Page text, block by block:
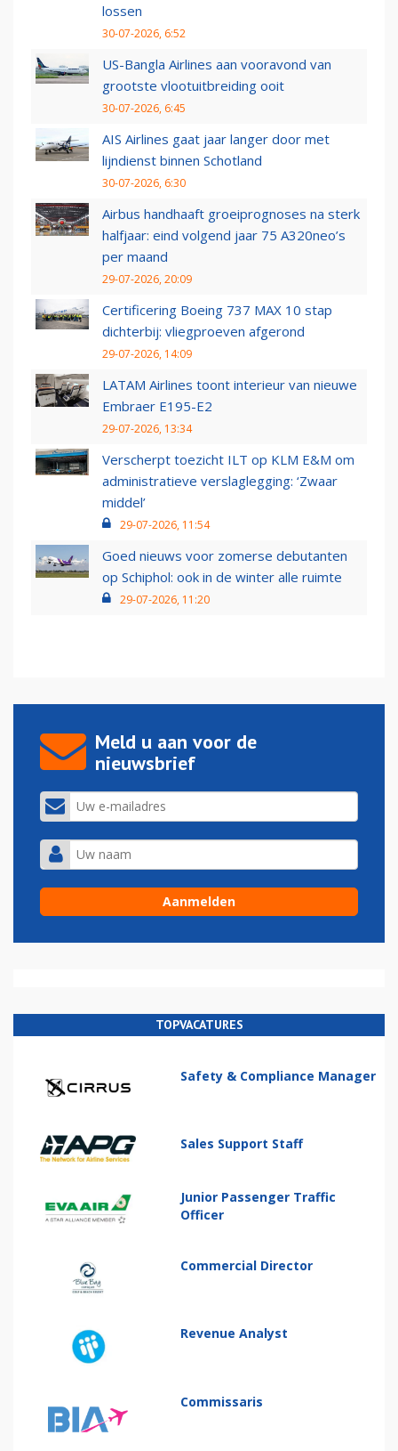
lossen
30-07-2026, 6:52
US-Bangla Airlines aan vooravond van
grootste vlootuitbreiding ooit
30-07-2026, 6:45
AIS Airlines gaat jaar langer door met
lijndienst binnen Schotland
30-07-2026, 6:30
Airbus handhaaft groeiprognoses na sterk
halfjaar: eind volgend jaar 75 A320neo’s
per maand
29-07-2026, 20:09
Certificering Boeing 737 MAX 10 stap
dichterbij: vliegproeven afgerond
29-07-2026, 14:09
LATAM Airlines toont interieur van nieuwe
Embraer E195-E2
29-07-2026, 13:34
Verscherpt toezicht ILT op KLM E&M om
administratieve verslaglegging: ‘Zwaar
middel’
29-07-2026, 11:54
Goed nieuws voor zomerse debutanten
op Schiphol: ook in de winter alle ruimte
29-07-2026, 11:20
Meld u aan voor de
nieuwsbrief
TOPVACATURES
Safety & Compliance Manager
Sales Support Staff
Junior Passenger Traffic
Officer
Commercial Director
Revenue Analyst
Commissaris